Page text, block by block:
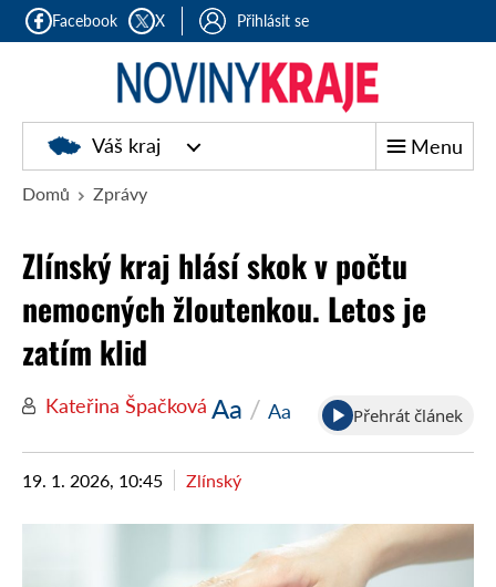
Facebook X Přihlásit se
Noviny
kraje
Váš kraj Menu
Domů Zprávy
Zlínský kraj hlásí skok v počtu
nemocných žloutenkou. Letos je
zatím klid
Kateřina Špačková Aa / Aa Přehrát článek
19. 1. 2026, 10:45 Zlínský